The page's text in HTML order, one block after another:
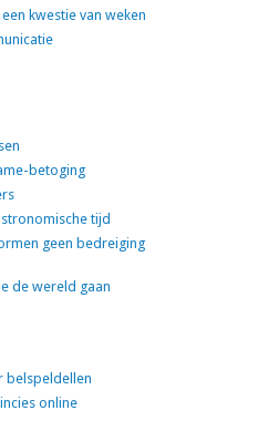
kwestie van weken
betoging
tijd
geen bedreiging
de wereld gaan
belspeldellen
online